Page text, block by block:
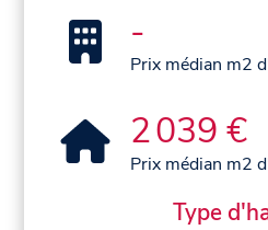
-
Prix médian m2
2 039 €
Prix médian m2
Type